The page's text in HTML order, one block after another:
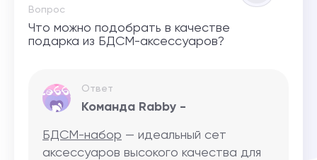
Вопрос
Что можно подобрать в качестве
подарка из БДСМ-аксессуаров?
Ответ
Команда Rabby -
БДСМ-набор — идеальный сет
аксессуаров высокого качества для